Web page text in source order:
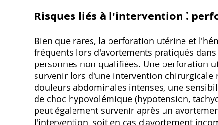
Risques liés à l'intervention ⁚
Bien que rares, la perforation utérine et
fréquents lors d'avortements pratiqués
personnes non qualifiées. Une perforation
survenir lors d'une intervention chirurgicale
douleurs abdominales intenses, une
de choc hypovolémique (hypotension,
peut également survenir après un
l'intervention, soit en cas d'avortement